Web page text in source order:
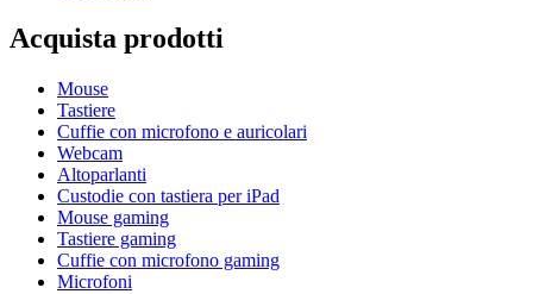
Acquista prodotti
Mouse
Tastiere
Cuffie con microfono e auricolari
Webcam
Altoparlanti
Custodie con tastiera per iPad
Mouse gaming
Tastiere gaming
Cuffie con microfono gaming
Microfoni